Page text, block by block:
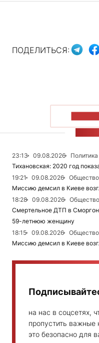
ПОДЕЛИТЬСЯ:
23:13 09.08.2026
Политика
Тихановская: 2020 год
19:21
09.08.2026
Миссию демсил в Киеве
18:28
09.08.2026
Общество
Смертельное ДТП в
59-летнюю женщину
18:15
09.08.2026
Миссию демсил в Киеве
на нас в соцсетях,
пропустить важные
это безопасно для